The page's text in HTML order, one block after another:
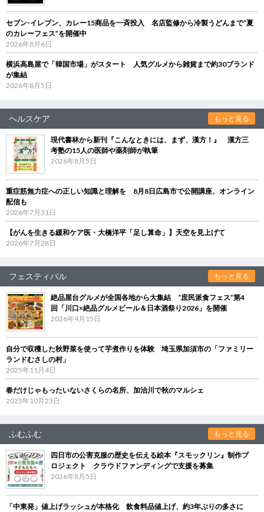
セブン‐イレブン、カレー15商品を一斉投入 名店監修から冷製うどんまで“夏
のカレーフェス”を開催中
2026年8月6日
横浜高島屋で「韓国市場」がスタート 人気グルメから雑貨まで約30ブランド
が集結
2026年8月5日
ヘルスケア もっと見る
現代書林から新刊『こんなときには、まず、漢方！』 漢方三
考塾の15人の医師や薬剤師が執筆
2026年8月5日
重症筋無力症への正しい知識と理解を 8月8日広島市で公開講座、オンライン
配信も
2026年7月31日
【がんを生きる緩和ケア医・大橋洋平「足し算命」】天空を見上げて
2026年7月28日
フェスティバル もっと見る
絶品屋台グルメが全国各地から大集結 “庶民派食フェス”第4
回「川口×絶品グルメビール＆日本酒祭り2026」を開催
2026年4月15日
自分で収穫した秋野菜を使って芋煮作りを体験 埼玉県加須市の「ファミリー
ランドむさしの村」
2025年11月4日
春だけじゃもったいないさくらの名所、加治川で秋のマルシェ
2025年10月23日
ふむふむ もっと見る
四日市の公害克服の歴史を伝える絵本『スモックリン』制作プ
ロジェクト クラウドファンディングで支援を募集
2026年8月5日
「中東発」値上げラッシュが本格化 飲食料品値上げ、約3年ぶりの多さに